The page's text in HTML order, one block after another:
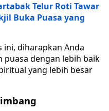
Telur Roti Tawar
Buka Puasa yang
diharapkan Anda
dengan lebih baik
yang lebih besar